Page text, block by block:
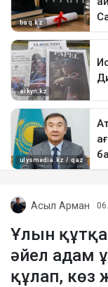
Асыл Арман
Ұлын
әйел адам
құлап, көз